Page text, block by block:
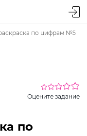
по цифрам №5
Оцените задание
по